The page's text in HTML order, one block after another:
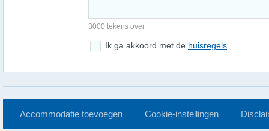
3000 tekens over
Ik ga akkoord met de huisregels
Accommodatie toevoegen Cookie-instellingen